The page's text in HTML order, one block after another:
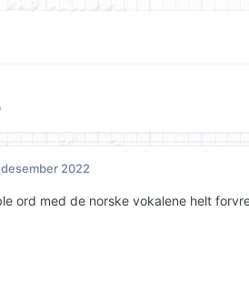
2022
ord med de norske vokalene helt